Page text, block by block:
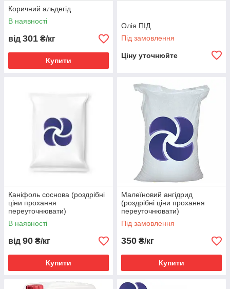
Коричний альдегід
В наявності
від 301 ₴/кг
Купити
Олія ПІД
Під замовлення
Ціну уточнюйте
Каніфоль соснова (роздрібні
ціни прохання
переуточнювати)
В наявності
від 90 ₴/кг
Купити
Малеїновий ангідрид
(роздрібні ціни прохання
переуточнювати)
Під замовлення
350 ₴/кг
Купити